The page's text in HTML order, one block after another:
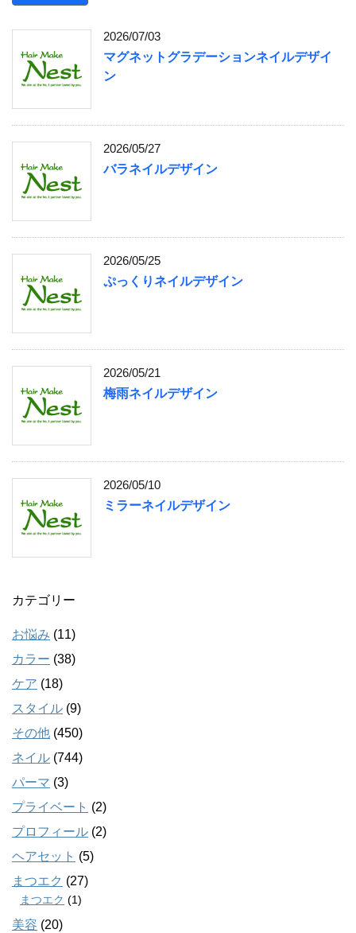
2026/07/03
マグネットグラデーションネイルデザイ
ン
2026/05/27
バラネイルデザイン
2026/05/25
ぷっくりネイルデザイン
2026/05/21
梅雨ネイルデザイン
2026/05/10
ミラーネイルデザイン
カテゴリー
お悩み (11)
カラー (38)
ケア (18)
スタイル (9)
その他 (450)
ネイル (744)
パーマ (3)
プライベート (2)
プロフィール (2)
ヘアセット (5)
まつエク (27)
まつエク (1)
美容 (20)